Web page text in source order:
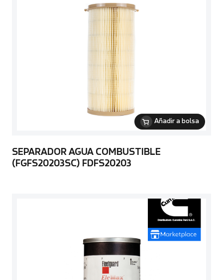
Añadir a bolsa
SEPARADOR AGUA COMBUSTIBLE
(FGFS20203SC) FDFS20203